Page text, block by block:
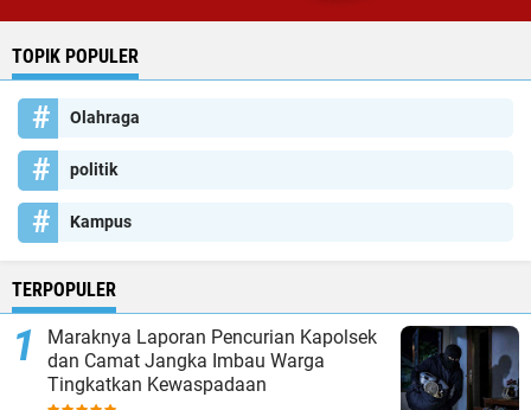
TOPIK POPULER
Olahraga
politik
Kampus
TERPOPULER
Maraknya Laporan Pencurian Kapolsek
dan Camat Jangka Imbau Warga
Tingkatkan Kewaspadaan